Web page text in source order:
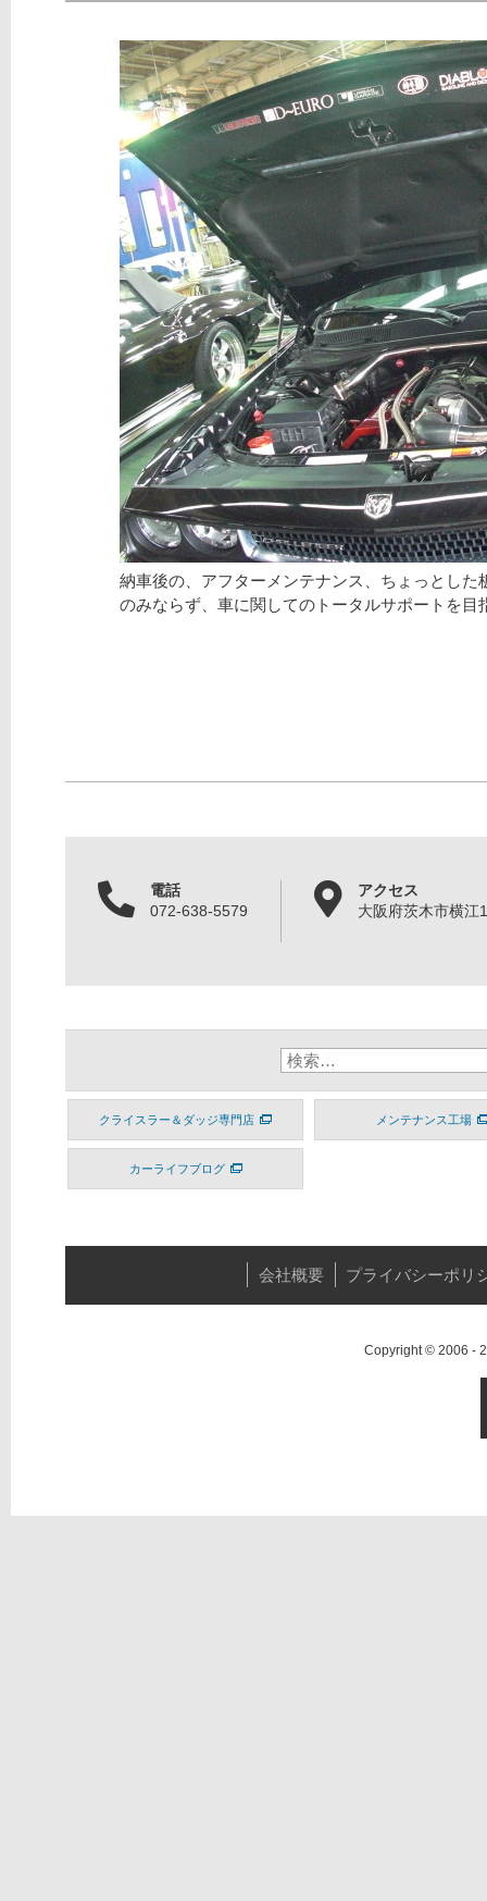
納車後の、アフターメンテナンス、ちょっとした
のみならず、車に関してのトータルサポートを目
電話
072-638-5579
アクセス
大阪府茨木市横江
クライスラー＆ダッジ専門店 メンテナンス工場
カーライフブログ
会社概要 プライバシーポリ
Copyright © 2006 -